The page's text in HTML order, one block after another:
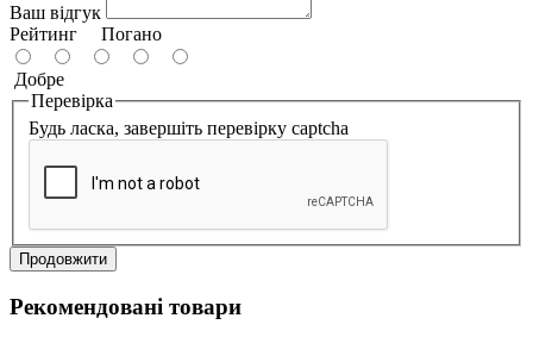
Ваш відгук
Рейтинг Погано
Добре
Перевірка
Будь ласка, завершіть перевірку captcha
Продовжити
Рекомендовані товари